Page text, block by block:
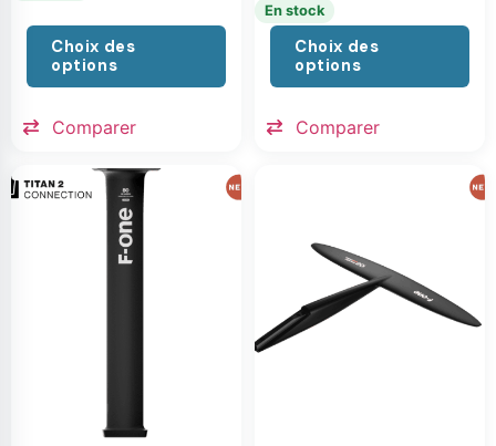
Choix des
options
Comparer
En stock
Choix des
options
Comparer